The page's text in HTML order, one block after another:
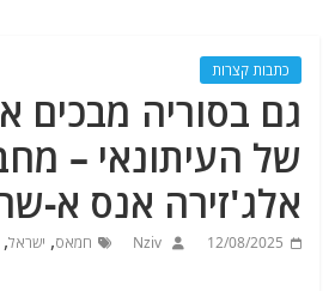
כתבות קצרות
גם בסוריה מבכים
של העיתונאי –
אלג'זירה אנס א-
12/08/2025
Nziv חמאס, ישראל,